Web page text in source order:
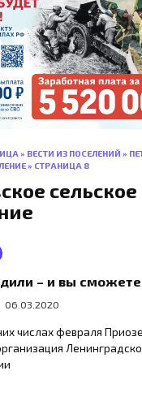
» ВЕСТИ ИЗ ПОСЕЛЕНИЙ »
» СТРАНИЦА 8
сельское
– и вы
06.03.2020
числах февраля